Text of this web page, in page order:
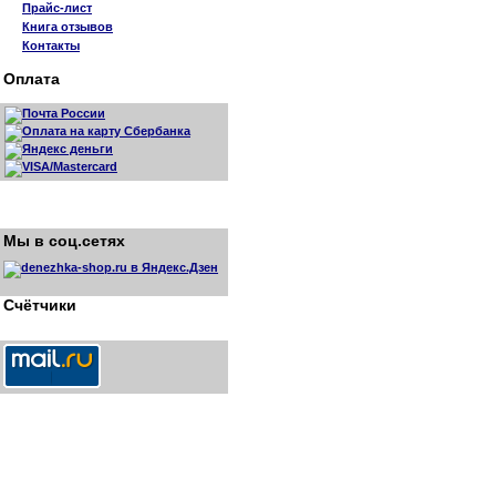
Прайс-лист
Книга отзывов
Контакты
Оплата
Мы в соц.сетях
Счётчики